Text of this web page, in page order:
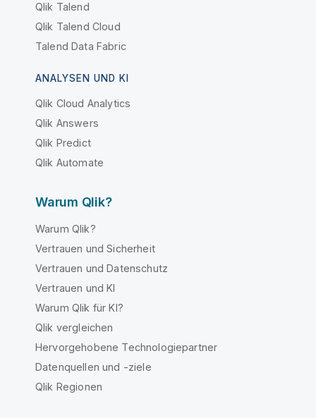
Qlik Talend
Qlik Talend Cloud
Talend Data Fabric
ANALYSEN UND KI
Qlik Cloud Analytics
Qlik Answers
Qlik Predict
Qlik Automate
Warum Qlik?
Warum Qlik?
Vertrauen und Sicherheit
Vertrauen und Datenschutz
Vertrauen und KI
Warum Qlik für KI?
Qlik vergleichen
Hervorgehobene Technologiepartner
Datenquellen und -ziele
Qlik Regionen